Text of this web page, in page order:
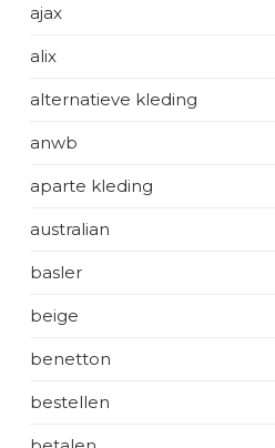
ajax
alix
alternatieve kleding
anwb
aparte kleding
australian
basler
beige
benetton
bestellen